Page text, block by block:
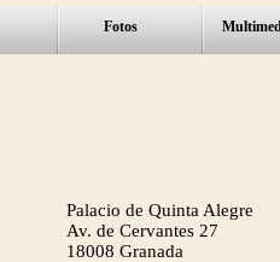
Palacio de Quinta Alegre
Av. de Cervantes 27
18008 Granada
Fotos